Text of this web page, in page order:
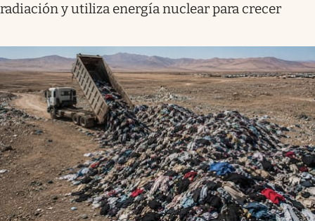
radiación y utiliza energía nuclear para crecer